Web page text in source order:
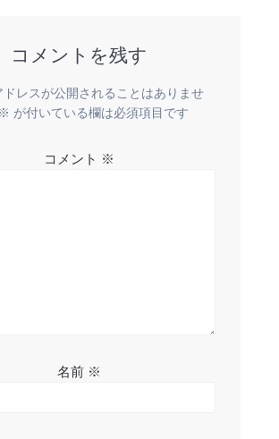
コメントを残す
ドレスが公開されることはありませ
※ が付いている欄は必須項目です
コメント ※
名前 ※